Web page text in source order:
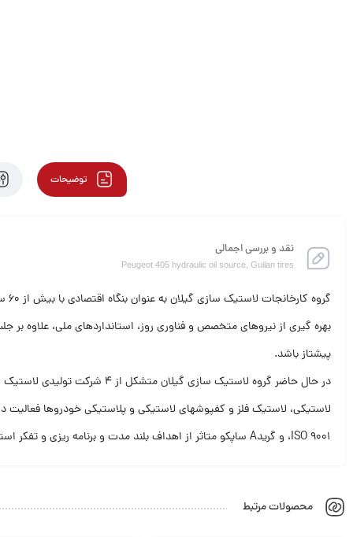
توضیحات
نقد و بررسی اجمالی
Peugeot 405 hydraulic oil source, Guilan tires
بهره گیری از نیروهای متخصص و فناوری روز، استانداردهای ملی، علاوه بر
پیشتاز باشد.
در حال حاضر گروه لاستیک
،ISO 9001 و گریدA ساپکو متاثر از اهداف بلند مدت و برنامه ریزی و تفکر استراتژیک شرکت در راستای دستیابی به استانداردهای جهانی بوده است.
محصولات مرتبط